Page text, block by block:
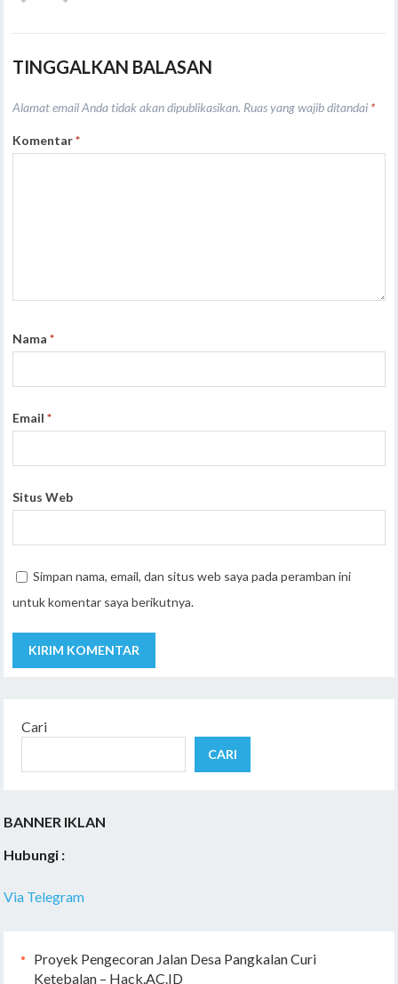
TINGGALKAN BALASAN
Alamat email Anda tidak akan dipublikasikan. Ruas yang wajib ditandai *
Komentar*
Nama*
Email*
Situs Web
Simpan nama, email, dan situs web saya pada peramban ini
untuk komentar saya berikutnya.
Cari
CARI
BANNER IKLAN
Hubungi :
Via Telegram
Proyek Pengecoran Jalan Desa Pangkalan Curi
Ketebalan – Hack.AC.ID